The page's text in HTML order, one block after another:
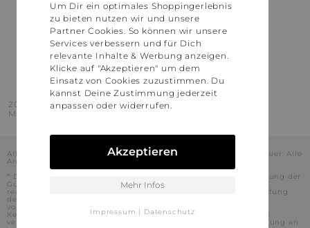
Österreich
Schweiz
France
United States
2016 - 2026 © Stylaholic.
Made for you with love in munich.
Alle Preise inkl. der jeweils geltenden gesetzlichen Mehrwertsteuer. Alle
Angaben ohne Gewähr.
* Die angezeigten Preise beinhalten Rabatte, die durch die Nutzung der
Gutschein-Codes auf den Seiten unserer Partner voraussichtlich
realisiert werden können. Stylaholic führt keine vollständige Prüfung
der Gutschein-Codes durch und es kann daher in Einzelfällen
vorkommen, dass die Gutscheine abweichend von unserem
Kenntnisstand bei dem jeweiligen Shop nicht oder nur teilweise
verwendet werden können. Darüber hinaus kann deren Verwendung an
Um Dir ein optimales Shoppingerlebnis
zu bieten nutzen wir und unsere
Partner Cookies. So können wir unsere
Services verbessern und für Dich
relevante Inhalte & Werbung anzeigen.
Klicke auf "Akzeptieren" um dem
Einsatz von Cookies zuzustimmen. Du
kannst Deine Zustimmung jederzeit
anpassen oder widerrufen.
Akzeptieren
Mehr Infos
Impressum | Datenschutz